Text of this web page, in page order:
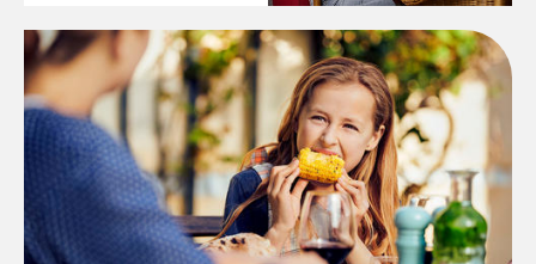
arbejder på at fremme
dialogen mellem mennesker